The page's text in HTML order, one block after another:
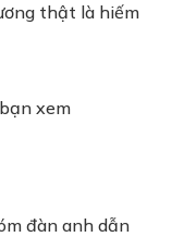
thật là hiếm
xem
đàn anh dẫn